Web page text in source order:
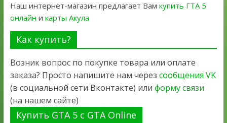
Наш интернет-магазин предлагает Вам купить ГТА 5
онлайн и карты Акула
Как купить?
Возник вопрос по покупке товара или оплате
заказа? Просто напишите нам через сообщения VK
(в социальной сети Вконтакте) или форму связи
(на нашем сайте)
Купить GTA 5 с GTA Online